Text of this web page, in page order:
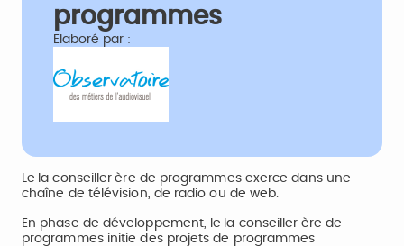
programmes
Elaboré par :
Le·la conseiller·ère de programmes exerce dans une
chaîne de télévision, de radio ou de web.
En phase de développement, le·la conseiller·ère de
programmes initie des projets de programmes